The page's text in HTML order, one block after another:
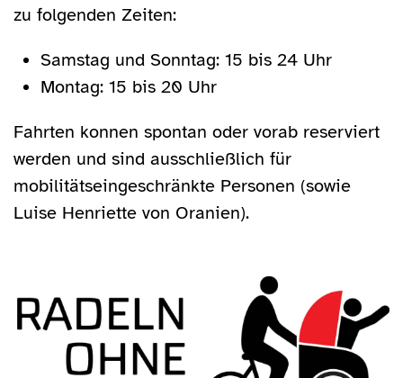
zu folgenden Zeiten:
Samstag und Sonntag: 15 bis 24 Uhr
Montag: 15 bis 20 Uhr
Fahrten konnen spontan oder vorab reserviert
werden und sind ausschließlich für
mobilitätseingeschränkte Personen (sowie
Luise Henriette von Oranien).